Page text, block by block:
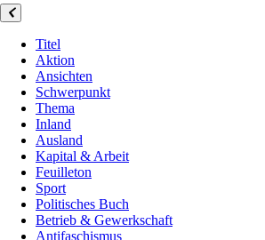
Titel
Aktion
Ansichten
Schwerpunkt
Thema
Inland
Ausland
Kapital & Arbeit
Feuilleton
Sport
Politisches Buch
Betrieb & Gewerkschaft
Antifaschismus